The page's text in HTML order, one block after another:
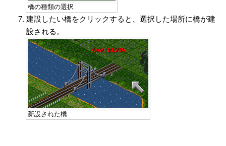
橋の種類の選択
建設したい橋をクリックすると、選択した場所に橋が建
設される。
新設された橋